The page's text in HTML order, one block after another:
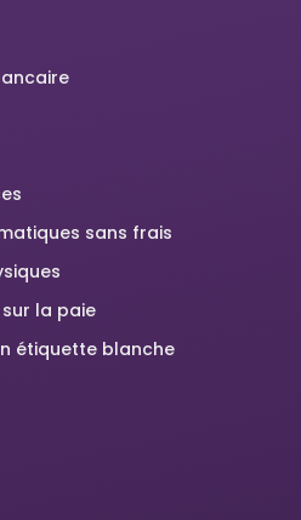
sans frais
la paie
étiquette blanche